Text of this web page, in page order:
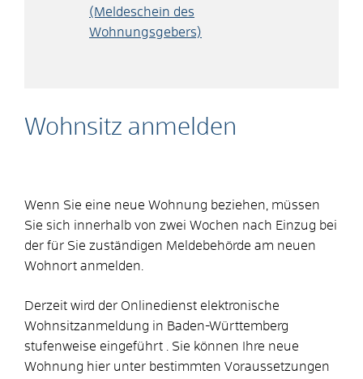
Wohnsitz anmelden
Wenn Sie eine neue Wohnung beziehen, müssen
Sie sich innerhalb von zwei Wochen nach Einzug bei
der für Sie zuständigen Meldebehörde am neuen
Wohnort anmelden.
Derzeit wird der Onlinedienst elektronische
Wohnsitzanmeldung in Baden-Württemberg
stufenweise eingeführt . Sie können Ihre neue
Wohnung hier unter bestimmten Voraussetzungen
(Meldeschein des
Wohnungsgebers)